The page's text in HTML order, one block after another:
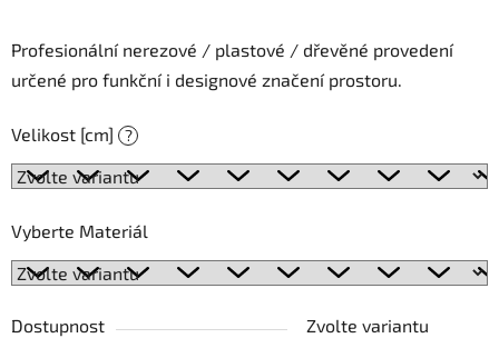
Profesionální nerezové / plastové / dřevěné provedení
určené pro funkční i designové značení prostoru.
Velikost [cm] ?
Vyberte Materiál
Dostupnost
Zvolte variantu